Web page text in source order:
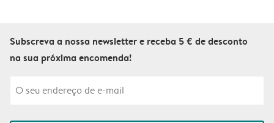
Subscreva a nossa newsletter e receba 5 € de desconto
na sua próxima encomenda!